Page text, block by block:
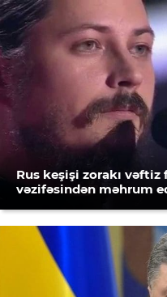
Rus keşişi zorakı
vəzifəsindən məhrum